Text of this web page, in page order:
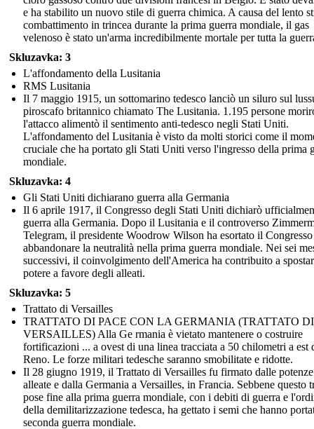
e ha stabilito un nuovo stile di guerra chimica. A causa del lento
combattimento in trincea durante la prima guerra mondiale, il gas
velenoso è stato un'arma incredibilmente mortale per tutta la
Skluzavka: 3
L'affondamento della Lusitania
RMS Lusitania
Il 7 maggio 1915, un sottomarino tedesco lanciò un siluro sul
piroscafo britannico chiamato The Lusitania. 1.195 persone
l'attacco alimentò il sentimento anti-tedesco negli Stati Uniti.
L'affondamento del Lusitania è visto da molti storici come il
cruciale che ha portato gli Stati Uniti verso l'ingresso della prima
mondiale.
Skluzavka: 4
Gli Stati Uniti dichiarano guerra alla Germania
Il 6 aprile 1917, il Congresso degli Stati Uniti dichiarò
guerra alla Germania. Dopo il Lusitania e il controverso
Telegram, il presidente Woodrow Wilson ha esortato il
abbandonare la neutralità nella prima guerra mondiale. Nei sei
successivi, il coinvolgimento dell'America ha contribuito a
potere a favore degli alleati.
Skluzavka: 5
Trattato di Versailles
TRATTATO DI PACE CON LA GERMANIA (TRATTATO DI
VERSAILLES) Alla Ge rmania è vietato mantenere o costruire
fortificazioni ... a ovest di una linea tracciata a 50 chilometri a est
Reno. Le forze militari tedesche saranno smobilitate e ridotte.
Il 28 giugno 1919, il Trattato di Versailles fu firmato dalle potenze
alleate e dalla Germania a Versailles, in Francia. Sebbene questo
pose fine alla prima guerra mondiale, con i debiti di guerra e
della demilitarizzazione tedesca, ha gettato i semi che hanno
seconda guerra mondiale.